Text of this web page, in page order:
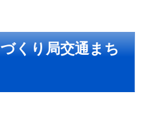
くり局交通まち